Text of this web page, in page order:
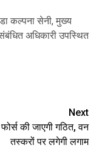
कल्पना सेनी, मुख्य
अधिकारी उपस्थित
Next
की जाएगी गठित, वन
तस्करों पर लगेगी लगाम